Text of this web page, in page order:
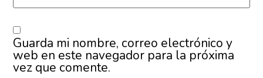
Guarda mi nombre, correo electrónico y
web en este navegador para la próxima
vez que comente.